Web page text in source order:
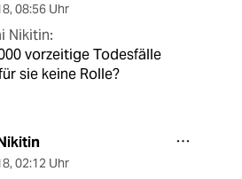
, 08:56 Uhr
Nikitin:
vorzeitige Todesfälle
sie keine Rolle?
, 02:12 Uhr